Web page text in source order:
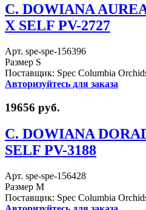
C. DOWIANA
X SELF PV-2727
Арт. spe-spe-156396
Размер S
Поставщик: Spec Columbia
Авторизуйтесь для заказа
19656 руб.
C. DOWIANA
SELF PV-3188
Арт. spe-spe-156428
Размер M
Поставщик: Spec Columbia